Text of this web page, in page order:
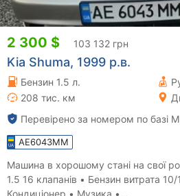
2 300 $ 103 132 грн
Kia Shuma, 1999 р.в.
Бензин 1.5 л.
208 тис. км
Перевірено за номером по базі
AE6043MM
Машина в хорошому стані на свої
1.5 16 клапанів • Бензин витрата
Кондиціонер • Музика •...